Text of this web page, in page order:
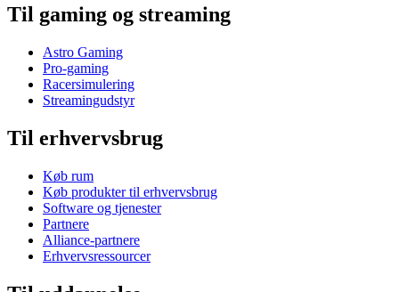
Til gaming og streaming
Astro Gaming
Pro-gaming
Racersimulering
Streamingudstyr
Til erhvervsbrug
Køb rum
Køb produkter til erhvervsbrug
Software og tjenester
Partnere
Alliance-partnere
Erhvervsressourcer